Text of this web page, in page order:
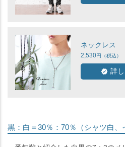
ネッ
2,530
詳
黒：白＝30％：70％（シャツ白、